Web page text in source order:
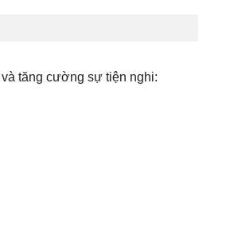
tăng cường sự tiện nghi: